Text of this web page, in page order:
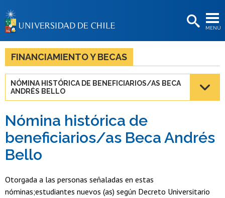
MENÚ
BIBLIOTECAS
LA UNIVERSIDAD
Funcionarias/os
FINANCIAMIENTO Y BECAS
NÓMINA HISTÓRICA DE BENEFICIARIOS/AS BECA
ANDRÉS BELLO
Nómina histórica de
beneficiarios/as Beca Andrés
Bello
Otorgada a las personas señaladas en estas
nóminas;estudiantes nuevos (as) según Decreto Universitario